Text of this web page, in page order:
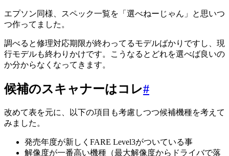
エプソン同様、スペック一覧を「選べねーじゃん」と思いつ
つ作ってました。
調べると修理対応期限が終わってるモデルばかりですし、現
行モデルも終わりかけです。こうなるとどれを選べば良いの
か分からなくなってきます。
候補のスキャナーはコレ#
改めて表を元に、以下の項目も考慮しつつ候補機種を考えて
みました。
発売年度が新しくFARE Level3がついている事
解像度が一番高い機種（最大解像度からドライバで落